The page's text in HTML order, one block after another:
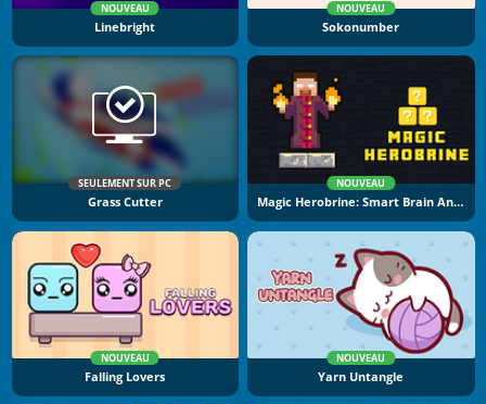
NOUVEAU
Linebright
NOUVEAU
Sokonumber
SEULEMENT SUR PC
Grass Cutter
NOUVEAU
Magic Herobrine: Smart Brain And Puzzle Quest
NOUVEAU
Falling Lovers
NOUVEAU
Yarn Untangle